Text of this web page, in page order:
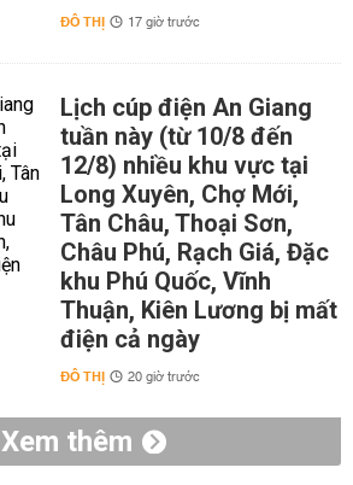
ĐÔ THỊ 17 giờ trước
Lịch cúp điện An Giang
tuần này (từ 10/8 đến
12/8) nhiều khu vực tại
Long Xuyên, Chợ Mới,
Tân Châu, Thoại Sơn,
Châu Phú, Rạch Giá, Đặc
khu Phú Quốc, Vĩnh
Thuận, Kiên Lương bị mất
điện cả ngày
ĐÔ THỊ 20 giờ trước
Xem thêm